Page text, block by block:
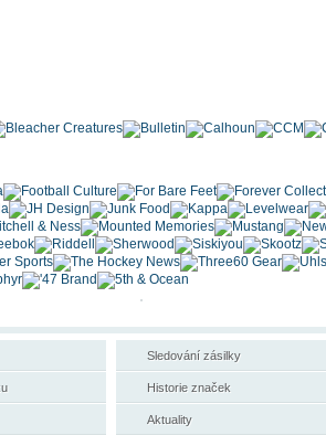
Sledování zásilky
Historie značek
Aktuality